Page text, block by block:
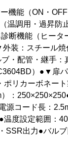
機能（ON・
温調用・過昇防
断機能（ヒータ
装：スチール
・配管・継手：
）●▼扉
リカーボネー
：
コード長：
温度設定範囲：
SSR出力●バル